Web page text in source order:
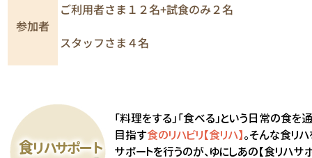
参加者
ご利用者さま１２名+試食のみ２名
スタッフさま４名